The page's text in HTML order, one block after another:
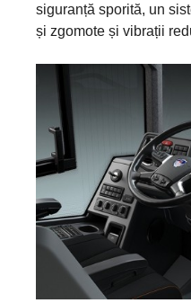
siguranță sporită, un
și zgomote și vibrații